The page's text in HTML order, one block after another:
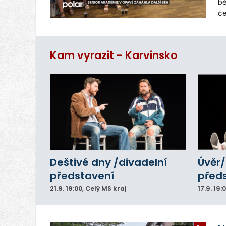
Kam vyrazit - Karvinsko
Deštivé dny /divadelní
představení
21.9.19:00, Celý MS kraj 17.9.